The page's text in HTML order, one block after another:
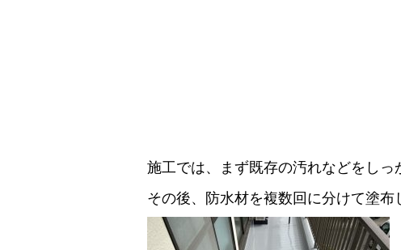
施工では、まず既存の汚れなどをしっ
その後、防水材を複数回に分けて塗布